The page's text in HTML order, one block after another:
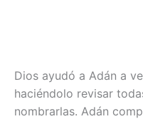
Dios ayudó a Adán a
haciéndolo revisar
nombrarlas. Adán